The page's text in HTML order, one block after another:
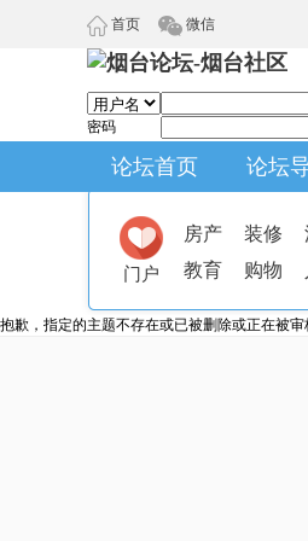
首页 微信
密码
论坛首页 论坛
门户
房产 装修
教育
购物
抱歉，指定的主题不存在或已被删除或正在被审